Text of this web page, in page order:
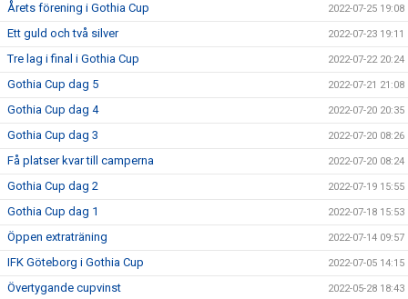
Årets förening i Gothia Cup 2022-07-25 19:08
Ett guld och två silver 2022-07-23 19:11
Tre lag i final i Gothia Cup 2022-07-22 20:24
Gothia Cup dag 5 2022-07-21 21:08
Gothia Cup dag 4 2022-07-20 20:35
Gothia Cup dag 3 2022-07-20 08:26
Få platser kvar till camperna 2022-07-20 08:24
Gothia Cup dag 2 2022-07-19 15:55
Gothia Cup dag 1 2022-07-18 15:53
Öppen extraträning 2022-07-14 09:57
IFK Göteborg i Gothia Cup 2022-07-05 14:15
Övertygande cupvinst 2022-05-28 18:43